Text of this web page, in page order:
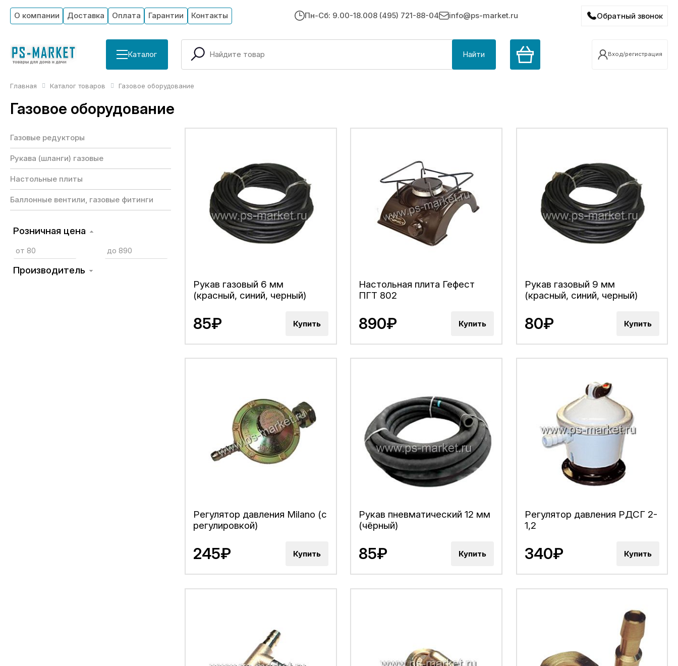
О компании Доставка Оплата Гарантии Контакты Пн-Сб: 9.00-18.008 (495) 721-88-04 info@ps-market.ru Обратный звонок
Каталог Найти Вход/регистрация
Главная Каталог товаров Газовое оборудование
Газовое оборудование
Газовые редукторы
Рукава (шланги) газовые
Настольные плиты
Баллонные вентили, газовые фитинги
Розничная цена
Производитель
Рукав газовый 6 мм
(красный, синий, черный)
85₽ Купить
Настольная плита Гефест
ПГТ 802
890₽ Купить
Рукав газовый 9 мм
(красный, синий, черный)
80₽ Купить
Регулятор давления Milano (с
регулировкой)
245₽ Купить
Рукав пневматический 12 мм
(чёрный)
85₽ Купить
Регулятор давления РДСГ 2-
1,2
340₽ Купить